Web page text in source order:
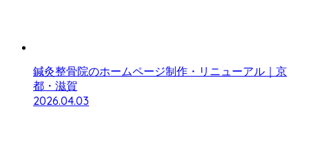
鍼灸整骨院のホームページ制作・リニューアル｜京
都・滋賀
2026.04.03